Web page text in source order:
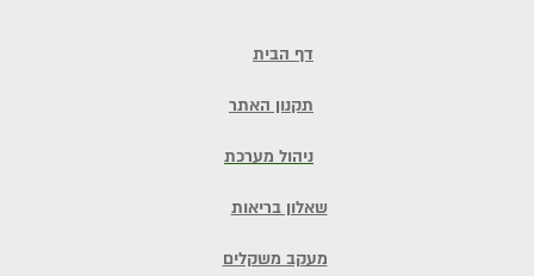
דף הבית
תקנון האתר
ניהול מערכת
שאלון בריאות
מעקב משקלים